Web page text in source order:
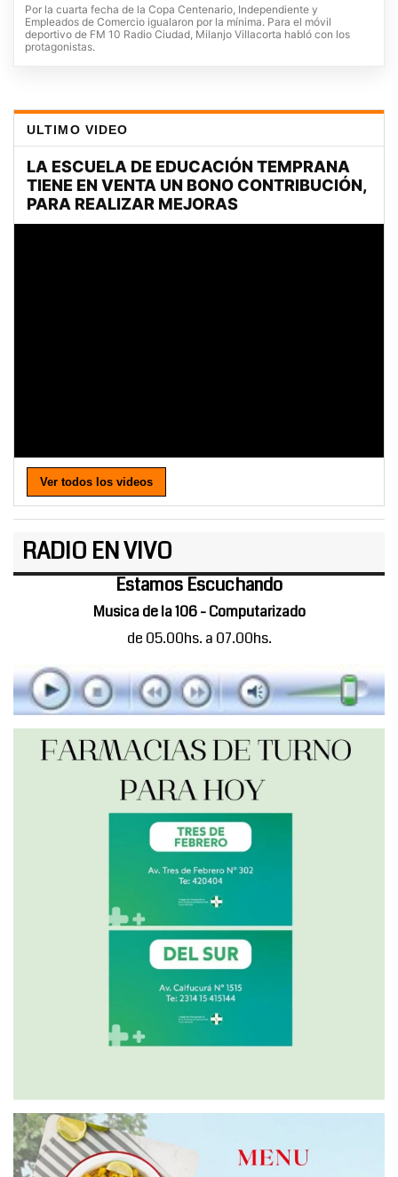
Por la cuarta fecha de la Copa Centenario, Independiente y
Empleados de Comercio igualaron por la mínima. Para el móvil
deportivo de FM 10 Radio Ciudad, Milanjo Villacorta habló con los
protagonistas.
ULTIMO VIDEO
Ver todos los videos
RADIO EN VIVO
Estamos Escuchando
Musica de la 106 - Computarizado
de 05.00hs. a 07.00hs.